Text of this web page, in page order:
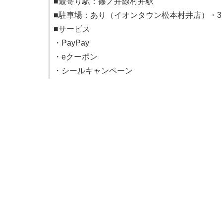
■駐車場：あり（イオンタウン松本村井店）・
■サービス
・PayPay
・eクーポン
・シールキャンペーン